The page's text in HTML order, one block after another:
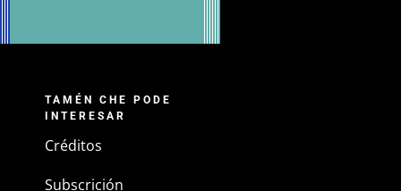
TAMÉN CHE PODE
INTERESAR
Créditos
Subscrición